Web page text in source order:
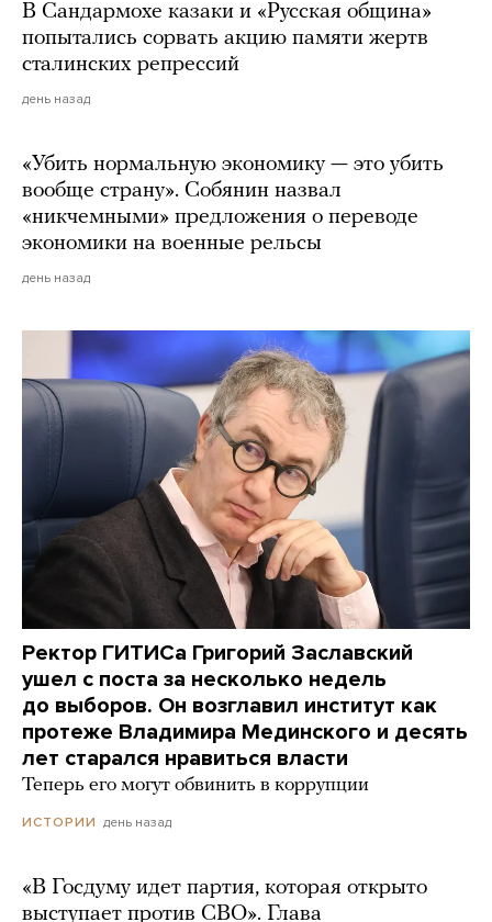
В Сандармохе казаки и «Русская община»
попытались сорвать акцию памяти жертв
сталинских репрессий
день назад
«Убить нормальную экономику — это убить
вообще страну». Собянин назвал
«никчемными» предложения о переводе
экономики на военные рельсы
день назад
Ректор ГИТИСа Григорий Заславский
ушел с поста за несколько недель
до выборов. Он возглавил институт как
протеже Владимира Мединского и десять
лет старался нравиться власти
Теперь его могут обвинить в коррупции
ИСТОРИИ день назад
«В Госдуму идет партия, которая открыто
выступает против СВО». Глава